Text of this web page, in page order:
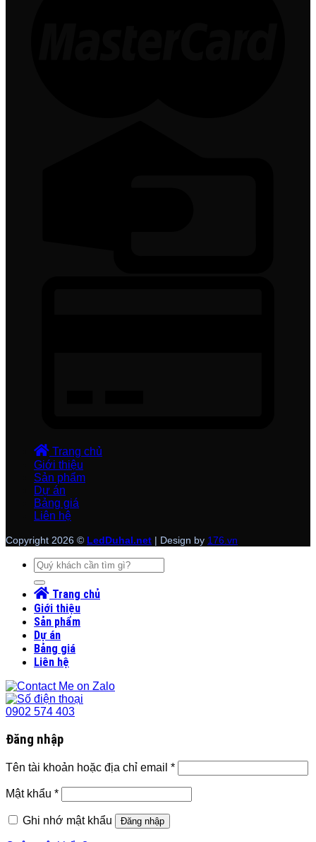
Trang chủ
Giới thiệu
Sản phẩm
Dự án
Bảng giá
Liên hệ
Copyright 2026 © LedDuhal.net | Design by 176.vn
Tìm
kiếm:
Trang chủ
Giới thiệu
Sản phẩm
Dự án
Bảng giá
Liên hệ
0902 574 403
Đăng nhập
Tên tài khoản hoặc địa chỉ email *
Mật khẩu *
Ghi nhớ mật khẩu Đăng nhập